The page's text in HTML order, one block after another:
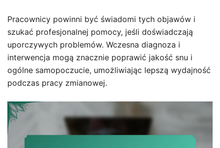
Pracownicy powinni być świadomi tych objawów i
szukać profesjonalnej pomocy, jeśli doświadczają
uporczywych problemów. Wczesna diagnoza i
interwencja mogą znacznie poprawić jakość snu i
ogólne samopoczucie, umożliwiając lepszą wydajność
podczas pracy zmianowej.